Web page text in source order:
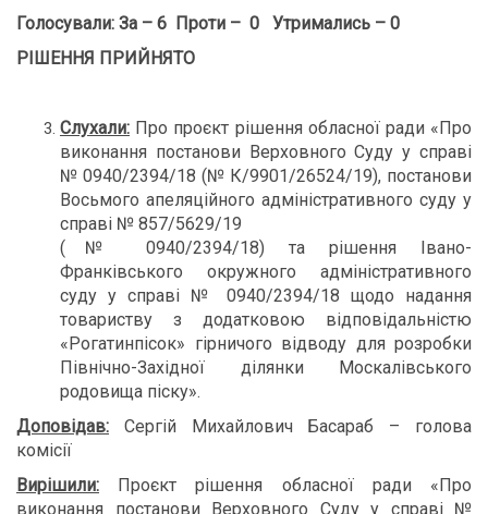
Голосували: За – 6 Проти – 0 Утримались – 0
РІШЕННЯ ПРИЙНЯТО
Слухали: Про проєкт рішення обласної ради «Про
виконання постанови Верховного Суду у справі
№ 0940/2394/18 (№ К/9901/26524/19), постанови
Восьмого апеляційного адміністративного суду у
справі № 857/5629/19
(№ 0940/2394/18) та рішення Івано-
Франківського окружного адміністративного
суду у справі № 0940/2394/18 щодо надання
товариству з додатковою відповідальністю
«Рогатинпісок» гірничого відводу для розробки
Північно-Західної ділянки Москалівського
родовища піску».
Доповідав: Сергій Михайлович Басараб – голова
комісії
Вирішили: Проєкт рішення обласної ради «Про
виконання постанови Верховного Суду у справі №